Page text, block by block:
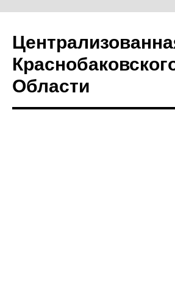
Области